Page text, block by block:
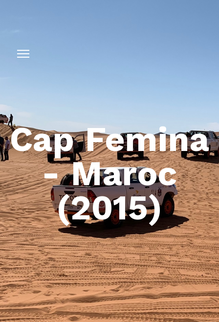
Cap Femina
- Maroc
(2015)